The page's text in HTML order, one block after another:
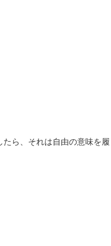
ら、それは自由の意味を